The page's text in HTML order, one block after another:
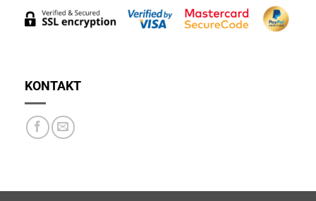
KONTAKT